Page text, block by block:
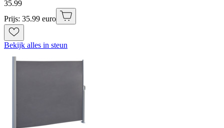
35.99
Prijs: 35.99 euro
Bekijk alles in steun